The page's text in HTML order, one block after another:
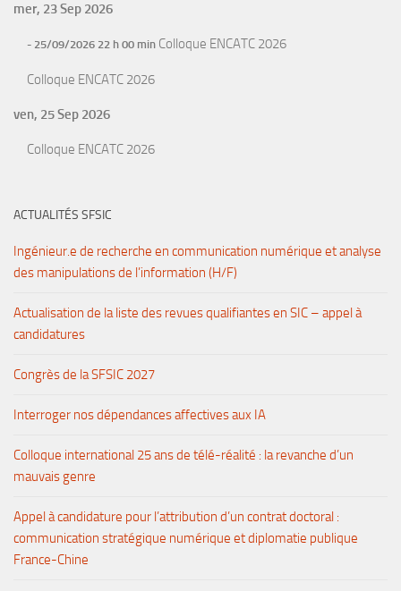
mer, 23 Sep 2026
- 25/09/2026 22 h 00 min Colloque ENCATC 2026
Colloque ENCATC 2026
ven, 25 Sep 2026
Colloque ENCATC 2026
ACTUALITÉS SFSIC
Ingénieur.e de recherche en communication numérique et analyse
des manipulations de l’information (H/F)
Actualisation de la liste des revues qualifiantes en SIC – appel à
candidatures
Congrès de la SFSIC 2027
Interroger nos dépendances affectives aux IA
Colloque international 25 ans de télé-réalité : la revanche d’un
mauvais genre
Appel à candidature pour l’attribution d’un contrat doctoral :
communication stratégique numérique et diplomatie publique
France-Chine